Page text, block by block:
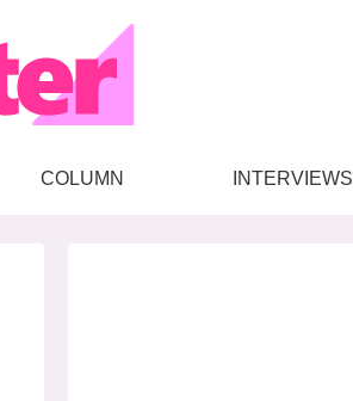
COLUMN INTERVIEWS